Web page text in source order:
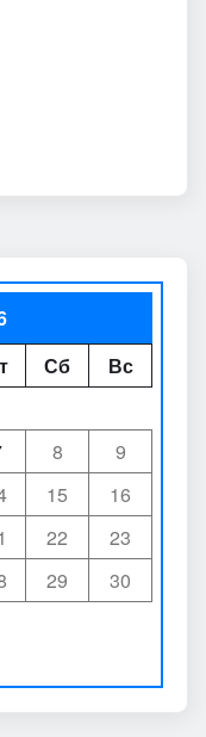
Сб
Вс
8
9
15
16
22
23
29
30